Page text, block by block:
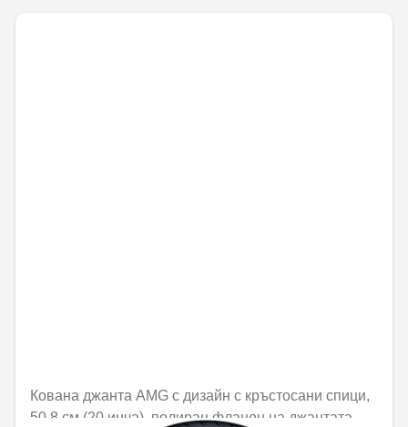
Кована джанта AMG с дизайн с кръстосани спици,
50,8 см (20 инча), полиран фланец на джантата